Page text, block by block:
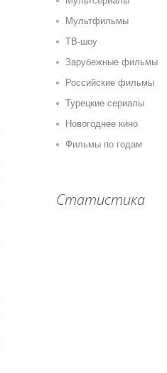
Мультфильмы
ТВ-шоу
Зарубежные фильмы
Российские фильмы
Турецкие сериалы
Новогоднее кино
Фильмы по годам
Статистика